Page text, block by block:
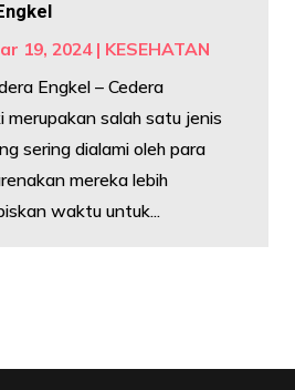
19, 2024| KESEHATAN
Engkel – Cedera
merupakan salah satu jenis
sering dialami oleh para
mereka lebih
waktu untuk...